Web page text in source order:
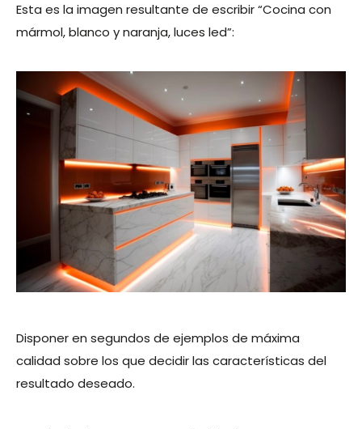
Esta es la imagen resultante de escribir “Cocina con
mármol, blanco y naranja, luces led”:
Disponer en segundos de ejemplos de máxima
calidad sobre los que decidir las características del
resultado deseado.